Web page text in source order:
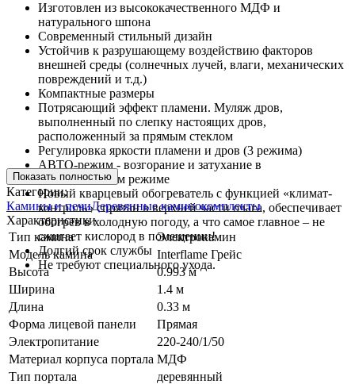
Изготовлен из высококачественного МДФ и
натурального шпона
Современный стильный дизайн
Устойчив к разрушающему воздействию факторов
внешней среды (солнечных лучей, влаги, механических
повреждений и т.д.)
Компактные размеры
Потрясающий эффект пламени. Муляж дров,
выполненный по слепку настоящих дров,
расположенный за прямым стеклом
Регулировка яркости пламени и дров (3 режима)
АВТО-режим - возгорание и затухание в
автоматическом режиме
Новый кварцевый обогреватель с функцией «климат-
контроль» спрятан в верхней части очага, обеспечивает
обогрев в холодную погоду, а что самое главное – не
сжигает кислород в помещении!
Долгий срок службы
Не требуют специального ухода.
Показать полностью
Категории:
Камины и печиДеревянные каминокомплекты
Характеристики
Тип камина
Электрокамин
Модель камина
Interflame Грейс
Высота
0.993 м
Ширина
1.4 м
Длина
0.33 м
Форма лицевой панели
Прямая
Электропитание
220-240/1/50
Материал корпуса портала МДФ
Тип портала
деревянный